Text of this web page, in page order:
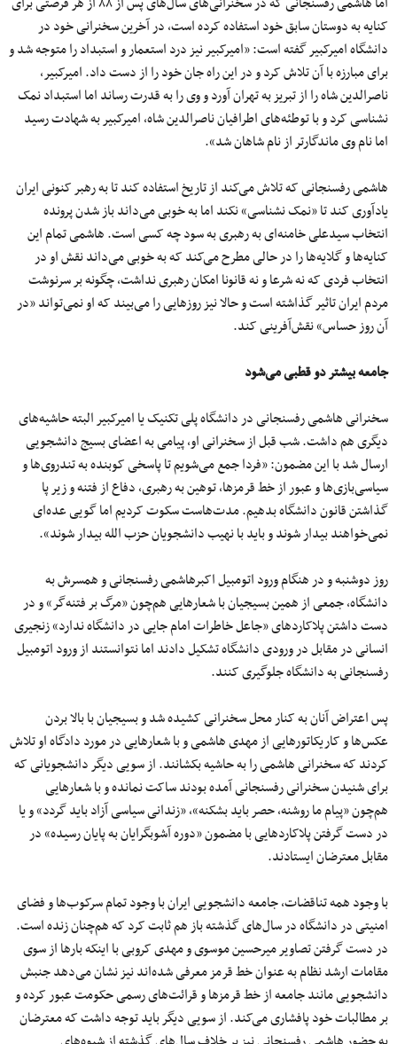
کنایه به دوستان سابق خود استفاده کرده است، در آخرین سخنرانی خود در
دانشگاه امیرکبیر گفته است: «امیرکبیر نیز درد استعمار و استبداد را متوجه شد و
برای مبارزه با آن تلاش کرد و در این راه جان خود را از دست داد. امیرکبیر،
ناصرالدین شاه را از تبریز به تهران آورد و وی را به قدرت رساند اما استبداد نمک
‌نشناسی کرد و با توطئه‌های اطرافیان ناصرالدین شاه، ‌امیرکبیر به شهادت رسید
اما نام وی ماندگارتر از نام شاهان شد».
هاشمی رفسنجانی که تلاش می‌کند از تاریخ استفاده کند تا به رهبر کنونی ایران
یادآوری کند تا «نمک ‌نشناسی» نکند اما به خوبی می‌داند باز شدن پرونده
انتخاب سیدعلی خامنه‌ای به رهبری به سود چه کسی است. هاشمی تمام این
کنایه‌ها و گلایه‌ها را در حالی مطرح می‌کند که به خوبی می‌داند نقش او در
انتخاب فردی که نه شرعا و نه قانونا امکان رهبری نداشت، چگونه بر سرنوشت
مردم ایران تاثیر گذاشته است و حالا نیز روزهایی را می‌بیند که او نمی‌تواند «در
آن روز حساس» نقش‌آفرینی کند.
جامعه بیشتر دو قطبی می‌شود
سخنرانی هاشمی رفسنجانی در دانشگاه پلی تکنیک یا امیرکبیر البته حاشیه‌های
دیگری هم داشت. شب قبل از سخنرانی او، پیامی به اعضای بسیج دانشجویی
ارسال شد با این مضمون: «فردا جمع می‌شویم تا پاسخی کوبنده به تندروی‌ها و
سیاسی‌بازی‌ها و عبور از خط قرمزها، توهین به رهبری، دفاع از فتنه و زیر پا
گذاشتن قانون دانشگاه بدهیم. مدت‌هاست سکوت کردیم اما گویی عده‌ای
نمی‌خواهند بیدار شوند و باید با نهیب دانشجویان حزب الله بیدار شوند».
روز دوشنبه و در هنگام ورود اتومبیل اکبرهاشمی رفسنجانی و همسرش به
دانشگاه، جمعی از همین بسیجیان با شعار‌هایی هم‌چون «مرگ بر فتنه‌گر» و در
دست داشتن پلاکاردهای «جاعل خاطرات امام جایی در دانشگاه ندارد» زنجیری
انسانی در مقابل در ورودی دانشگاه تشکیل دادند اما نتوانستند از ورود اتومبیل
رفسنجانی به دانشگاه جلوگیری کنند.
پس اعتراض آنان به کنار محل سخنرانی کشیده ‌شد و بسیجیان با بالا بردن
عکس‌ها و کاریکاتورهایی از مهدی هاشمی و با شعارهایی در مورد دادگاه او تلاش
کردند که سخنرانی هاشمی را به حاشیه بکشانند. از سویی دیگر دانشجویانی که
برای شنیدن سخنرانی رفسنجانی آمده بودند ساکت نمانده و با شعارهایی
هم‌چون «پیام ما روشنه، حصر باید بشکنه»، «زندانی سیاسی آزاد باید گردد» و یا
در دست گرفتن پلاکاردهایی با مضمون «دوره آشوبگرایان به پایان رسیده» در
مقابل معترضان ایستادند.
با وجود همه تناقضات، جامعه دانشجویی ایران با وجود تمام سرکوب‌ها و فضای
امنیتی در دانشگاه در سال‌های گذشته باز هم ثابت کرد که هم‌چنان زنده است.
در دست گرفتن تصاویر میرحسین موسوی و مهدی کروبی با اینکه بارها از سوی
مقامات ارشد نظام به عنوان خط قرمز معرفی شده‌اند نیز نشان می‌دهد جنبش
دانشجویی مانند جامعه از خط قرمز‌ها و قرائت‌های رسمی حکومت عبور کرده و
بر مطالبات خود پافشاری می‌کند. از سویی دیگر باید توجه داشت که معترضان